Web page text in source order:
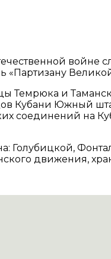
войне
«Партизану
и
Кубани Южный
соединений на
Голубицкой,
движения,